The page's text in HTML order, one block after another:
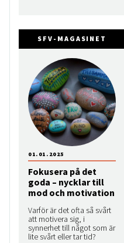
SFV-MAGASINET
Fokusera på det
goda – nycklar till
mod och motivation
Varför är det ofta så svårt
att motivera sig, i
synnerhet till något som är
lite svårt eller tar tid?
01.01.2025